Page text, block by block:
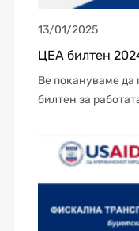
13/01/2025
ЦЕА билтен
Ве покануваме да
билтен за